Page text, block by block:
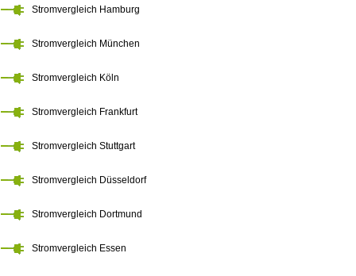
Stromvergleich Hamburg
Stromvergleich München
Stromvergleich Köln
Stromvergleich Frankfurt
Stromvergleich Stuttgart
Stromvergleich Düsseldorf
Stromvergleich Dortmund
Stromvergleich Essen